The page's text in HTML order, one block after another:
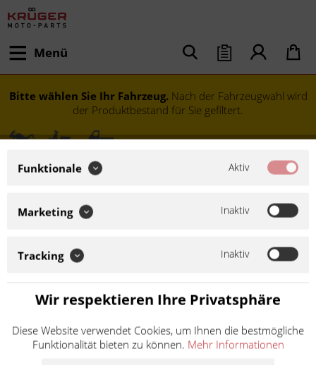
Menü
Bitte wählen Sie Ihr Fahrzeug. Nach der Fahrzeugwahl wird
der Produktbestand für Sie gefiltert.
Ninja H2 ABS ZXT00N
Funktionale Aktiv
Marketing Inaktiv
Tracking Inaktiv
Wir respektieren Ihre Privatsphäre
Diese Website verwendet Cookies, um Ihnen die bestmögliche
Funktionalität bieten zu können. Mehr Informationen